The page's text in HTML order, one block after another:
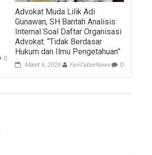
0
Advokat Muda Lilik Adi
Gunawan, SH Bantah Analisis
Internal Soal Daftar Organisasi
Advokat: “Tidak Berdasar
Hukum dan Ilmu Pengetahuan”
Maret 6, 2026 FpiiCyberNews 0